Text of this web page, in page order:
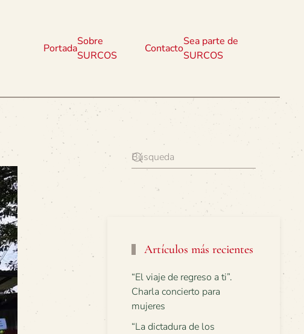
Portada
Sobre
SURCOS
Contacto
Sea parte de
SURCOS
Artículos más recientes
“El viaje de regreso a ti”.
Charla concierto para
mujeres
“La dictadura de los